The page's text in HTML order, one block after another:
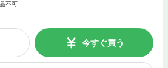
不可
今すぐ買う